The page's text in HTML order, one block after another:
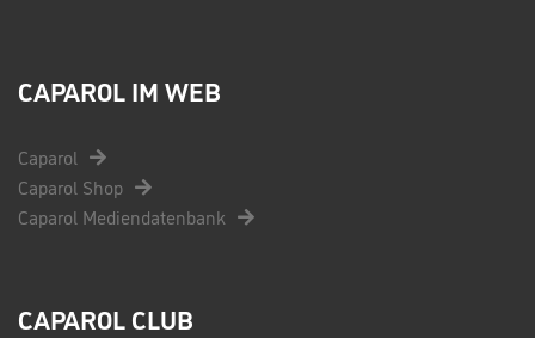
CAPAROL IM WEB
Caparol
Caparol Shop
Caparol Mediendatenbank
CAPAROL CLUB